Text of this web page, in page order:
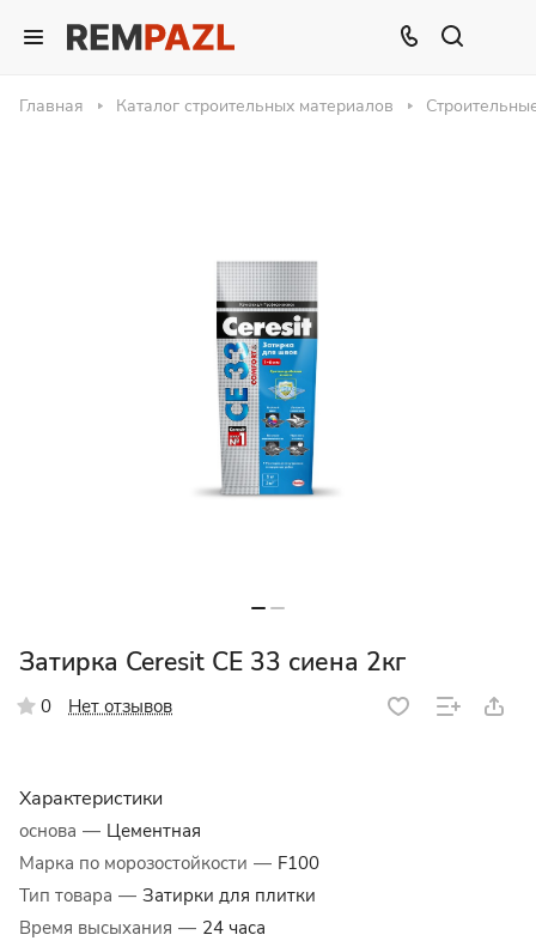
Главная Каталог строительных материалов
Затирка Ceresit СЕ 33 сиена 2кг
0 Нет отзывов
Характеристики
основа — Цементная
Марка по морозостойкости — F100
Тип товара — Затирки для плитки
Время высыхания — 24 часа